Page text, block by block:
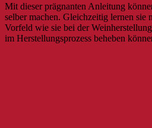
Mit dieser prägnanten Anleitung
selber machen. Gleichzeitig lernen sie
Vorfeld wie sie bei der
im Herstellungsprozess beheben